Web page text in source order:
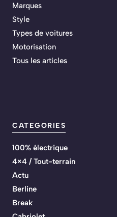
Marques
Style
Types de voitures
Motorisation
Tous les articles
CATEGORIES
100% électrique
4×4 / Tout-terrain
Actu
Berline
Break